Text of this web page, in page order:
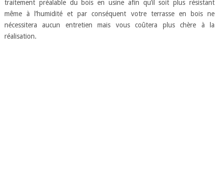
traitement préalable du bois en usine afin qu’il soit plus résistant
même à l’humidité et par conséquent votre terrasse en bois ne
nécessitera aucun entretien mais vous coûtera plus chère à la
réalisation.